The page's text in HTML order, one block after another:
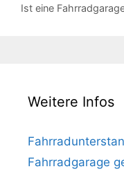
Ist eine
Weitere Infos
Fahrradgarage